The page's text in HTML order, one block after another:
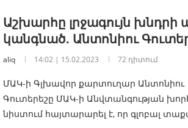
Աշխարհը լրջագույն խնդրի
կանգնած․ Անտոնիու
aliq 14:02 | 15.02.2023 72 դիտում
ՄԱԿ-ի Գլխավոր քարտուղար Անտոնիու
Գուտերեշը ՄԱԿ-ի Անվտանգության
նիստում հայտարարել է, որ գլոբալ